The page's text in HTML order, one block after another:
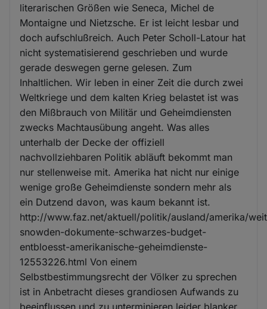
literarischen Größen wie Seneca, Michel de
Montaigne und Nietzsche. Er ist leicht lesbar und
doch aufschlußreich. Auch Peter Scholl-Latour hat
nicht systematisierend geschrieben und wurde
gerade deswegen gerne gelesen. Zum
Inhaltlichen. Wir leben in einer Zeit die durch zwei
Weltkriege und dem kalten Krieg belastet ist was
den Mißbrauch von Militär und Geheimdiensten
zwecks Machtausübung angeht. Was alles
unterhalb der Decke der offiziell
nachvollziehbaren Politik abläuft bekommt man
nur stellenweise mit. Amerika hat nicht nur einige
wenige große Geheimdienste sondern mehr als
ein Dutzend davon, was kaum bekannt ist.
http://www.faz.net/aktuell/politik/ausland/amerika/
snowden-dokumente-schwarzes-budget-
entbloesst-amerikanische-geheimdienste-
12553226.html Von einem
Selbstbestimmungsrecht der Völker zu sprechen
ist in Anbetracht dieses grandiosen Aufwands zu
beeinflussen und zu unterminieren leider blanker